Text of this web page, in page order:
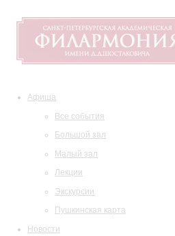
Афиша
Все события
Большой зал
Малый зал
Лекции
Экскурсии
Пушкинская карта
Новости